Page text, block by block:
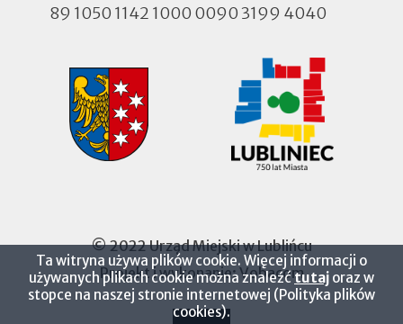
89 1050 1142 1000 0090 3199 4040
© 2022 Urząd Miejski w Lublińcu
Projekt i wykonanie:VobacomOtworzy
się
w
Ta witryna używa plików cookie. Więcej informacji o
używanych plikach cookie można znaleźćtutaj oraz w
stopce na naszej stronie internetowej (Polityka plików
cookies).